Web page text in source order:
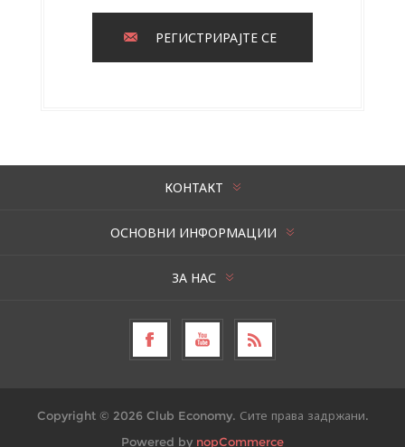
РЕГИСТРИРАЈТЕ СЕ
КОНТАКТ
ОСНОВНИ ИНФОРМАЦИИ
ЗА НАС
Copyright © 2026 Club Economy. Сите права задржани.
Powered by nopCommerce